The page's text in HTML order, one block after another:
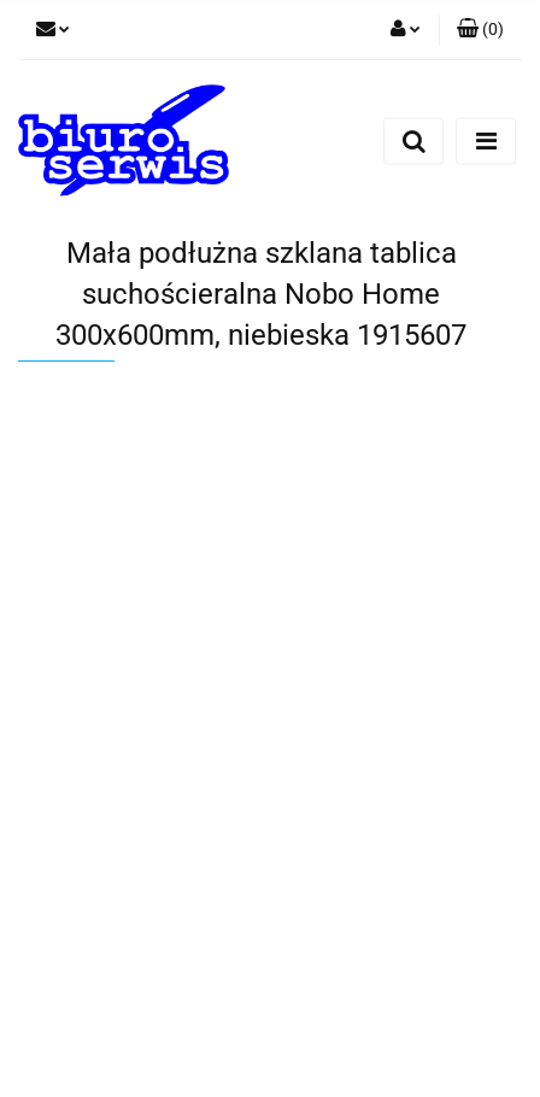
Zarejestruj się
(0)
Mała podłużna szklana tablica
suchościeralna Nobo Home
300x600mm, niebieska 1915607